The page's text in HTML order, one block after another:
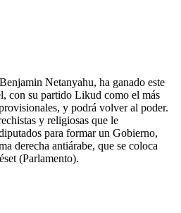
Netanyahu, ha ganado este
con su partido Likud como el más
y podrá volver al poder.
y religiosas que le
para formar un Gobierno,
derecha antiárabe, que se coloca
(Parlamento).